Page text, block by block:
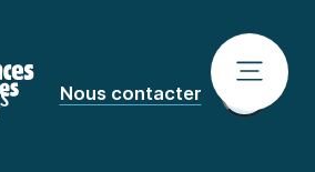
Nous contacter